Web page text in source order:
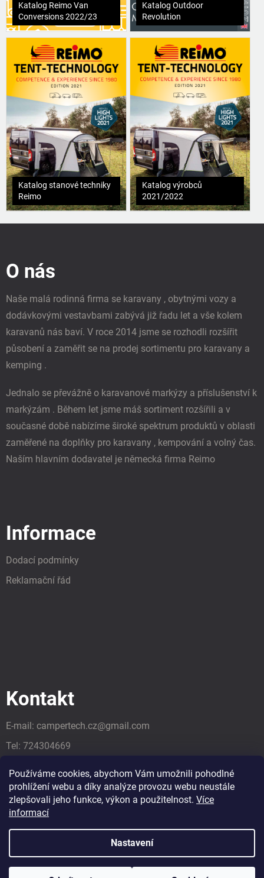
Používáme cookies, abychom Vám umožnili pohodlné
prohlížení webu a díky analýze provozu webu neustále
zlepšovali jeho funkce, výkon a použitelnost. Více
informací
Nastavení
Katalog Reimo Van
Conversions 2022/23
Katalog Outdoor
Revolution
Katalog stanové techniky
Reimo
Katalog výrobců
2021/2022
O nás
Naše malá rodinná firma se karavany , obytnými vozy a
dodávkovými vestavbami zabývá již řadu let a vše kolem
karavanů nás baví. V roce 2014 jsme se rozhodli rozšířit
působení a zaměřit se na prodej sortimentu pro karavany a
kemping .
Jednalo se převážně o karavanové markýzy a příslušenství k
markýzám . Během let jsme máš sortiment rozšířili a v
současné době nabízíme široké spektrum produktů v oblasti
zaměřené na doplňky pro karavany , kempování a volný čas.
Naším hlavním dodavatel je německá firma Reimo
Informace
Dodací podmínky
Reklamační řád
Kontakt
E-mail: campertech.cz@gmail.com
Tel: 724304669